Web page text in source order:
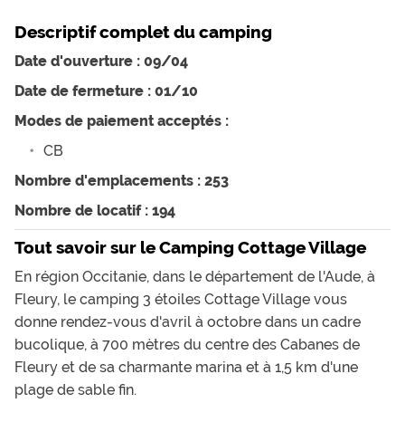
Descriptif complet du camping
Date d'ouverture : 09/04
Date de fermeture : 01/10
Modes de paiement acceptés :
CB
Nombre d'emplacements : 253
Nombre de locatif : 194
Tout savoir sur le Camping Cottage Village
En région Occitanie, dans le département de l'Aude, à
Fleury, le camping 3 étoiles Cottage Village vous
donne rendez-vous d'avril à octobre dans un cadre
bucolique, à 700 mètres du centre des Cabanes de
Fleury et de sa charmante marina et à 1,5 km d'une
plage de sable fin.